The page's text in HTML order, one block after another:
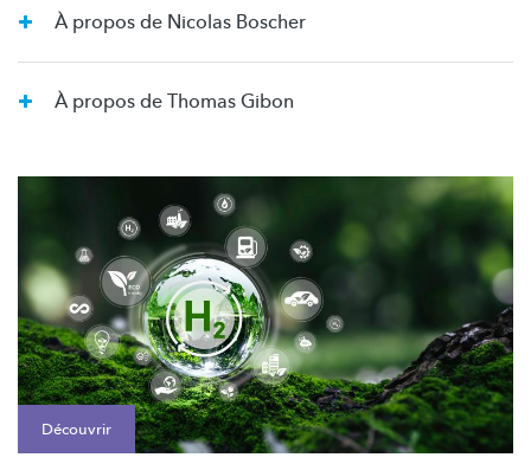
À propos de Nicolas Boscher
À propos de Thomas Gibon
Découvrir